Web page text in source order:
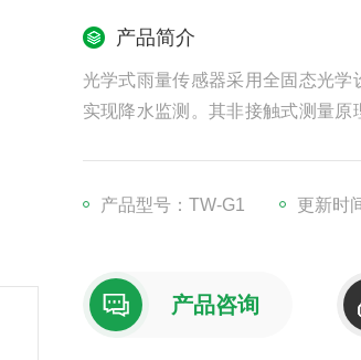
产品简介
光学式雨量传感器采用全固态光
实现降水监测。其非接触式测量
准区分雨雪冰雹等降水类型，支
适应沙尘、低温等恶劣环境，广
产品型号：TW-G1
更新时
产品咨询